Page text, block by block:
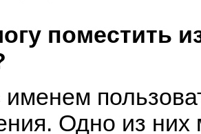
поместить
Одно из них